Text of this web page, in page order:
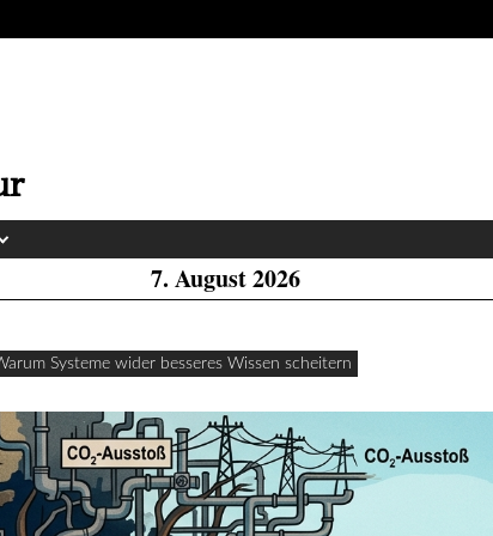
7. August 2026
Systeme wider besseres Wissen scheitern